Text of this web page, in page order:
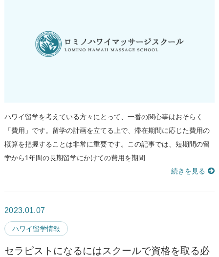
ハワイ留学を考えている方々にとって、一番の関心事はおそらく
「費用」です。留学の計画を立てる上で、滞在期間に応じた費用の
概算を把握することは非常に重要です。この記事では、短期間の留
学から1年間の長期留学にかけての費用を期間…
続きを見る
2023.01.07
ハワイ留学情報
セラピストになるにはスクールで資格を取る必